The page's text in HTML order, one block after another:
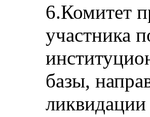
6.Комитет
участника
базы,